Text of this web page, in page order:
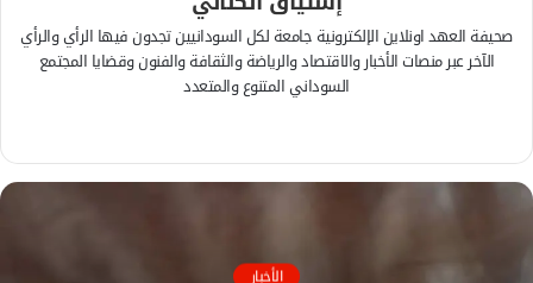
صحيفة العهد اونلاين الإلكترونية جامعة لكل السودانيين تجدون فيها الرأي والرأي
الآخر عبر منصات الأخبار والاقتصاد والرياضة والثقافة والفنون وقضايا المجتمع
السوداني المتنوع والمتعدد
م
و
ا
س
ك الأخبار